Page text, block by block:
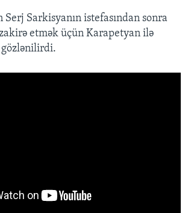
Serj Sarkisyanın istefasından sonra
etmək üçün Karapetyan ilə
gözlənilirdi.